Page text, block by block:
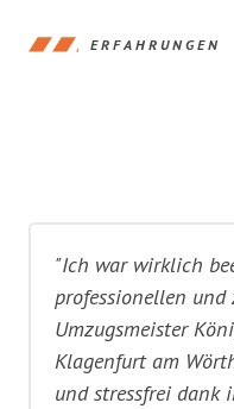
ERFAHRUNGEN
"Ich war wirklich
professionellen und
Umzugsmeister
Klagenfurt am
und stressfrei dank